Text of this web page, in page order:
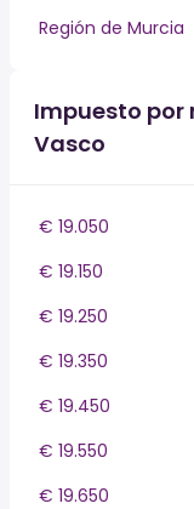
Región de Murcia
Impuesto por
Vasco
€ 19.050
€ 19.150
€ 19.250
€ 19.350
€ 19.450
€ 19.550
€ 19.650